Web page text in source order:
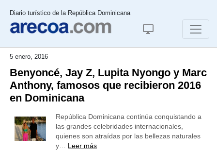
Diario turístico de la República Dominicana
5 enero, 2016
Benyoncé, Jay Z, Lupita Nyongo y Marc
Anthony, famosos que recibieron 2016
en Dominicana
República Dominicana continúa conquistando a
las grandes celebridades internacionales,
quienes son atraídas por las bellezas naturales
y… Leer más